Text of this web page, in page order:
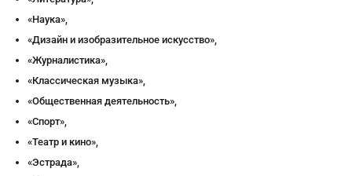
«Наука»,
«Дизайн и изобразительное искусство»,
«Журналистика»,
«Классическая музыка»,
«Общественная деятельность»,
«Спорт»,
«Театр и кино»,
«Эстрада»,